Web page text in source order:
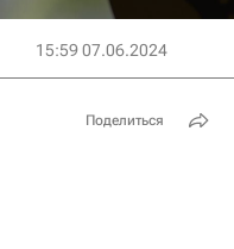
15:59 07.06.2024
Поделиться